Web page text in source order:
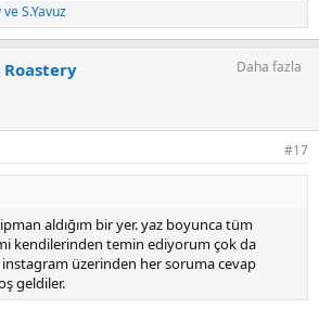
veS.Yavuz
Roastery Daha fazla
#17
aldığım bir yer. yaz boyunca tüm
kendilerinden temin ediyorum çok da
üzerinden her soruma cevap
geldiler.